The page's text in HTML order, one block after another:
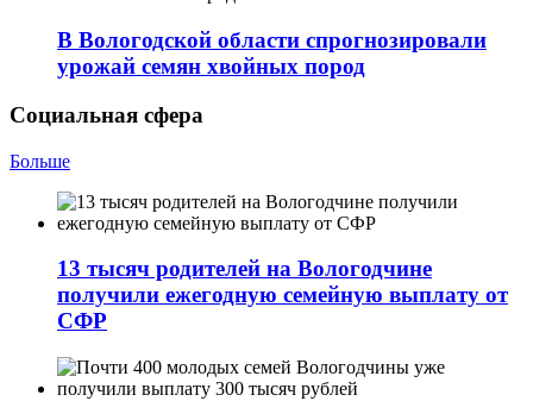
В Вологодской области спрогнозировали
урожай семян хвойных пород
Социальная сфера
Больше
13 тысяч родителей на Вологодчине
получили ежегодную семейную выплату от
СФР